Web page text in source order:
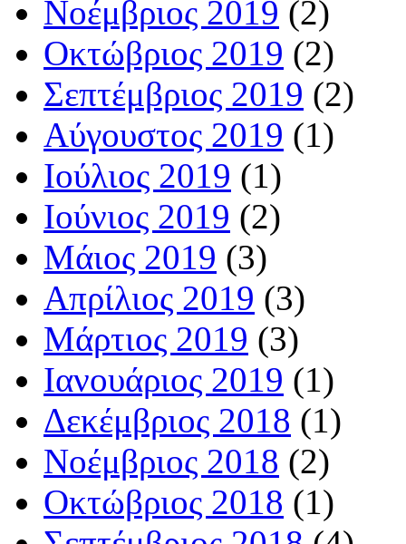
Νοέμβριος 2019 (2)
Οκτώβριος 2019 (2)
Σεπτέμβριος 2019 (2)
Αύγουστος 2019 (1)
Ιούλιος 2019 (1)
Ιούνιος 2019 (2)
Μάιος 2019 (3)
Απρίλιος 2019 (3)
Μάρτιος 2019 (3)
Ιανουάριος 2019 (1)
Δεκέμβριος 2018 (1)
Νοέμβριος 2018 (2)
Οκτώβριος 2018 (1)